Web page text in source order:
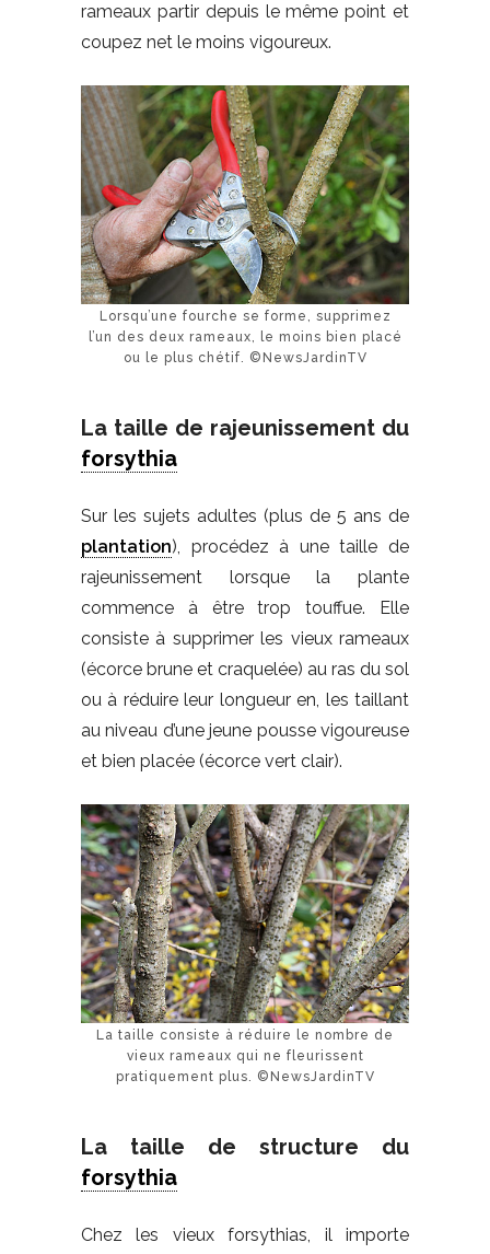
rameaux partir depuis le même point et
coupez net le moins vigoureux.
Lorsqu’une fourche se forme, supprimez
l’un des deux rameaux, le moins bien placé
ou le plus chétif. ©NewsJardinTV
La taille de rajeunissement du
forsythia
Sur les sujets adultes (plus de 5 ans de
plantation), procédez à une taille de
rajeunissement lorsque la plante
commence à être trop touffue. Elle
consiste à supprimer les vieux rameaux
(écorce brune et craquelée) au ras du sol
ou à réduire leur longueur en, les taillant
au niveau d’une jeune pousse vigoureuse
et bien placée (écorce vert clair).
La taille consiste à réduire le nombre de
vieux rameaux qui ne fleurissent
pratiquement plus. ©NewsJardinTV
La taille de structure du
forsythia
Chez les vieux forsythias, il importe